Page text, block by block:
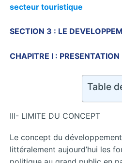
secteur touristique
SECTION 3 : LE
CHAPITRE I :
Table
III- LIMITE DU CONCEPT
Le concept du
littéralement aujourd’hui les